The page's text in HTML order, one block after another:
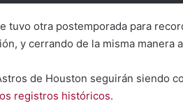
tuvo otra postemporada para
y cerrando de la misma manera
de Houston seguirán siendo
registros históricos.